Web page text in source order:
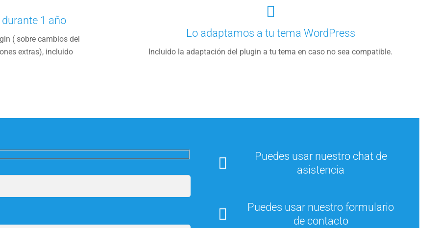
1 año
( sobre cambios del
extras), incluido
Lo adaptamos a tu tema WordPress
Incluido la adaptación del plugin a tu tema en caso no sea compatible.
Puedes usar nuestro chat de
asistencia
Puedes usar nuestro formulario
de contacto